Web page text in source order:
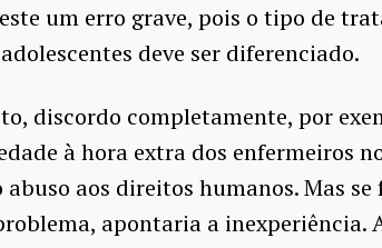
um erro grave, pois o tipo de
deve ser diferenciado.
discordo completamente, por
à hora extra dos enfermeiros
aos direitos humanos. Mas
apontaria a inexperiência.